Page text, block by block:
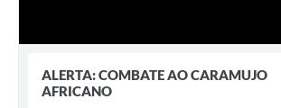
ALERTA: COMBATE AO CARAMUJO
AFRICANO